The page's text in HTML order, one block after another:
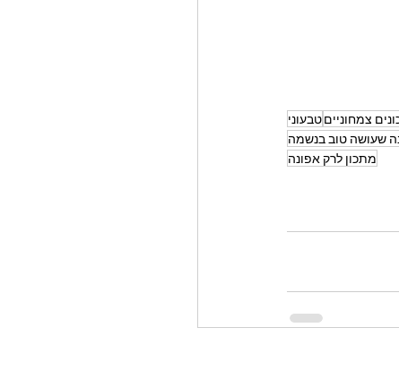
צמחונייםטבעוני
שעושה טוב בנשמה
מתכון לרק אפונה